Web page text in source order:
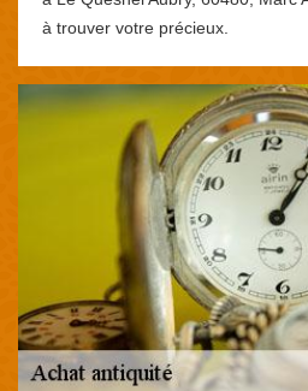
à trouver votre précieux.